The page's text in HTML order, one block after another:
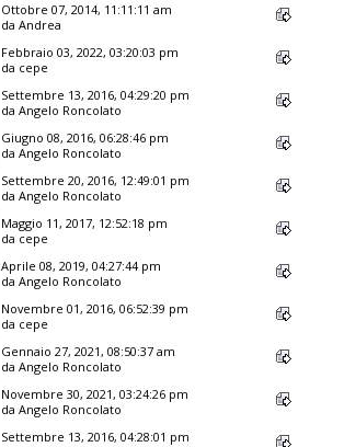
Ottobre 07, 2014, 11:11:11 am
da Andrea
Febbraio 03, 2022, 03:20:03 pm
da cepe
Settembre 13, 2016, 04:29:20 pm
da Angelo Roncolato
Giugno 08, 2016, 06:28:46 pm
da Angelo Roncolato
Settembre 20, 2016, 12:49:01 pm
da Angelo Roncolato
Maggio 11, 2017, 12:52:18 pm
da cepe
Aprile 08, 2019, 04:27:44 pm
da Angelo Roncolato
Novembre 01, 2016, 06:52:39 pm
da cepe
Gennaio 27, 2021, 08:50:37 am
da Angelo Roncolato
Novembre 30, 2021, 03:24:26 pm
da Angelo Roncolato
Settembre 13, 2016, 04:28:01 pm